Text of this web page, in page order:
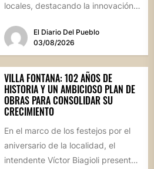
locales, destacando la innovación
El Diario Del Pueblo
03/08/2026
VILLA FONTANA: 102 AÑOS DE
HISTORIA Y UN AMBICIOSO PLAN DE
OBRAS PARA CONSOLIDAR SU
CRECIMIENTO
En el marco de los festejos por el
aniversario de la localidad, el
intendente Víctor Biagioli presentó